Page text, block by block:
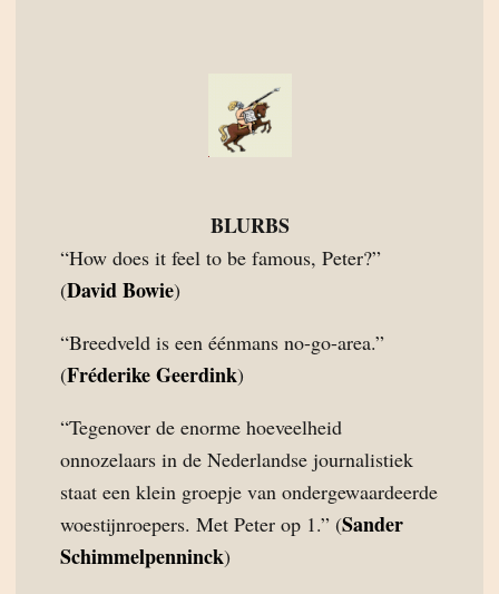
BLURBS
“How does it feel to be famous, Peter?”
(David Bowie)
“Breedveld is een éénmans no-go-area.”
(Fréderike Geerdink)
“Tegenover de enorme hoeveelheid
onnozelaars in de Nederlandse journalistiek
staat een klein groepje van ondergewaardeerde
woestijnroepers. Met Peter op 1.” (Sander
Schimmelpenninck)